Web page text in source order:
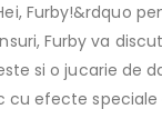
Furby!&rdquo
Furby va
si o jucarie de
cu efecte